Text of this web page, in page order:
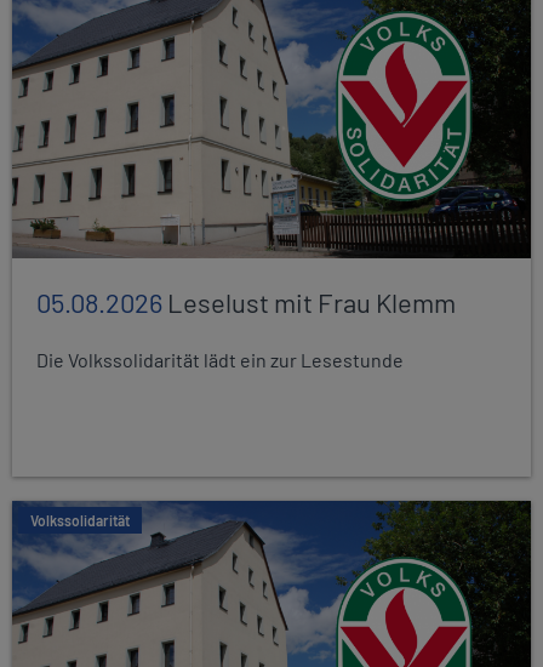
05.08.2026 Leselust mit Frau Klemm
Die Volkssolidarität lädt ein zur Lesestunde
Volkssolidarität